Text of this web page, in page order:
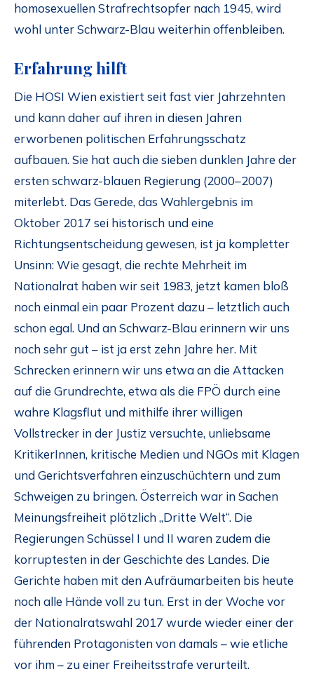
homosexuellen Strafrechtsopfer nach 1945, wird
wohl unter Schwarz-Blau weiterhin offenbleiben.
Erfahrung hilft
Die HOSI Wien existiert seit fast vier Jahrzehnten
und kann daher auf ihren in diesen Jahren
erworbenen politischen Erfahrungsschatz
aufbauen. Sie hat auch die sieben dunklen Jahre der
ersten schwarz-blauen Regierung (2000–2007)
miterlebt. Das Gerede, das Wahlergebnis im
Oktober 2017 sei historisch und eine
Richtungsentscheidung gewesen, ist ja kompletter
Unsinn: Wie gesagt, die rechte Mehrheit im
Nationalrat haben wir seit 1983, jetzt kamen bloß
noch einmal ein paar Prozent dazu – letztlich auch
schon egal. Und an Schwarz-Blau erinnern wir uns
noch sehr gut – ist ja erst zehn Jahre her. Mit
Schrecken erinnern wir uns etwa an die Attacken
auf die Grundrechte, etwa als die FPÖ durch eine
wahre Klagsflut und mithilfe ihrer willigen
Vollstrecker in der Justiz versuchte, unliebsame
KritikerInnen, kritische Medien und NGOs mit Klagen
und Gerichtsverfahren einzuschüchtern und zum
Schweigen zu bringen. Österreich war in Sachen
Meinungsfreiheit plötzlich „Dritte Welt“. Die
Regierungen Schüssel I und II waren zudem die
korruptesten in der Geschichte des Landes. Die
Gerichte haben mit den Aufräumarbeiten bis heute
noch alle Hände voll zu tun. Erst in der Woche vor
der Nationalratswahl 2017 wurde wieder einer der
führenden Protagonisten von damals – wie etliche
vor ihm – zu einer Freiheitsstrafe verurteilt.